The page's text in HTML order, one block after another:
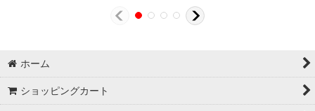
ホーム
ショッピングカート